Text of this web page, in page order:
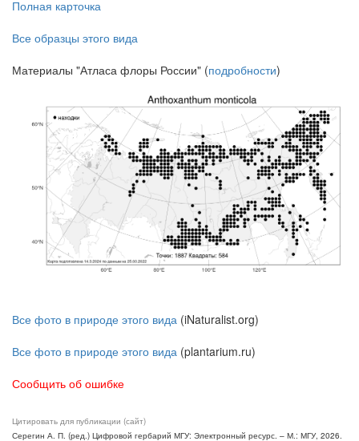
Полная карточка
Все образцы этого вида
Материалы "Атласа флоры России" (подробности)
Все фото в природе этого вида (iNaturalist.org)
Все фото в природе этого вида (plantarium.ru)
Сообщить об ошибке
Цитировать для публикации (сайт)
Серегин А. П. (ред.) Цифровой гербарий МГУ: Электронный ресурс. – М.: МГУ, 2026.